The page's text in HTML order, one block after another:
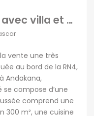
Propriété de 8 000 m² avec villa et piscine à vendre à Andakana, Ambohidratrimo
vente une très
au bord de la RN4,
Andakana,
compose d’une
comprend une
300 m², une cuisine